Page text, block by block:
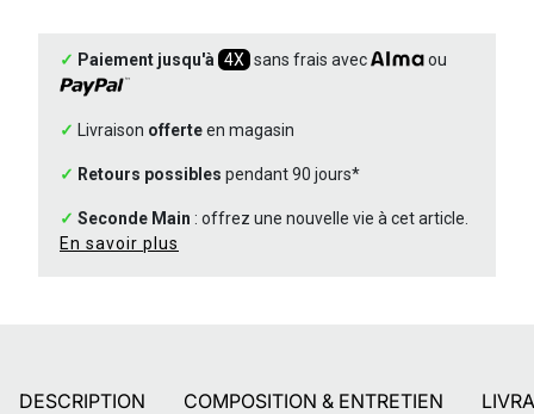
✓ Paiement jusqu'à 4X sans frais avec ou
✓ Livraison offerteen magasin
✓ Retours possibles pendant 90 jours*
✓ Seconde Main : offrez une nouvelle vie à cet article.
En savoir plus
DESCRIPTION COMPOSITION & ENTRETIEN